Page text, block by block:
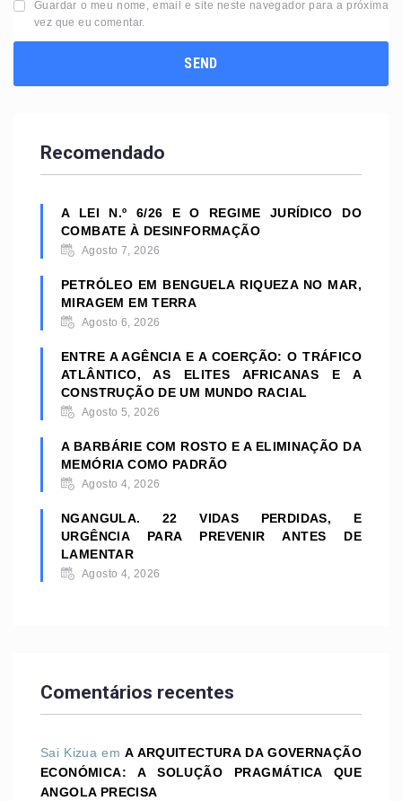
Guardar o meu nome, email e site neste navegador para a próxima
vez que eu comentar.
Recomendado
A LEI N.º 6/26 E O REGIME JURÍDICO DO
COMBATE À DESINFORMAÇÃO
Agosto 7, 2026
PETRÓLEO EM BENGUELA RIQUEZA NO MAR,
MIRAGEM EM TERRA
Agosto 6, 2026
ENTRE A AGÊNCIA E A COERÇÃO: O TRÁFICO
ATLÂNTICO, AS ELITES AFRICANAS E A
CONSTRUÇÃO DE UM MUNDO RACIAL
Agosto 5, 2026
A BARBÁRIE COM ROSTO E A ELIMINAÇÃO DA
MEMÓRIA COMO PADRÃO
Agosto 4, 2026
NGANGULA. 22 VIDAS PERDIDAS, E
URGÊNCIA PARA PREVENIR ANTES DE
LAMENTAR
Agosto 4, 2026
Comentários recentes
Sai Kizua emA ARQUITECTURA DA GOVERNAÇÃO
ECONÓMICA: A SOLUÇÃO PRAGMÁTICA QUE
ANGOLA PRECISA